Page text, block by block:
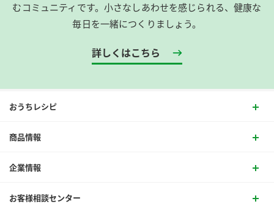
むコミュニティです。​小さなしあわせを感じられる、健康な
毎日を一緒につくりましょう。
詳しくはこちら
おうちレシピ
商品情報
企業情報
お客様相談センター